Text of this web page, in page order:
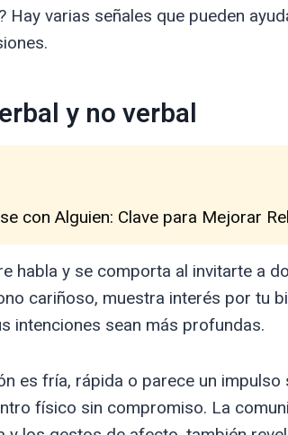
Hay varias señales que pueden
y no verbal
con Alguien: Clave para Mejorar
habla y se comporta al invitarte a
cariñoso, muestra interés por tu
intenciones sean más profundas.
es fría, rápida o parece un
físico sin compromiso. La